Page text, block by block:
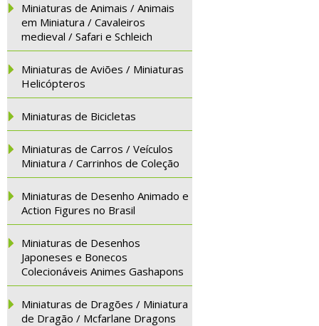
Miniaturas de Animais / Animais
em Miniatura / Cavaleiros
medieval / Safari e Schleich
Miniaturas de Aviões / Miniaturas
Helicópteros
Miniaturas de Bicicletas
Miniaturas de Carros / Veículos
Miniatura / Carrinhos de Coleção
Miniaturas de Desenho Animado e
Action Figures no Brasil
Miniaturas de Desenhos
Japoneses e Bonecos
Colecionáveis Animes Gashapons
Miniaturas de Dragões / Miniatura
de Dragão / Mcfarlane Dragons